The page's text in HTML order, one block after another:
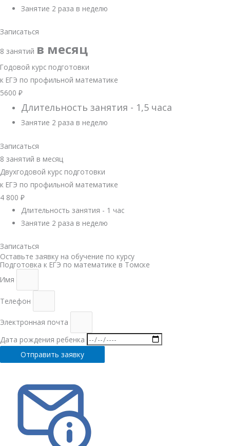
Занятие 2 раза в неделю
Записаться
8 занятий в месяц
Годовой курс подготовки
к ЕГЭ по профильной математике
5600 ₽
Длительность занятия - 1,5 часа
Занятие 2 раза в неделю
Записаться
8 занятий в месяц
Двухгодовой курс подготовки
к ЕГЭ по профильной математике
4 800 ₽
Длительность занятия - 1 час
Занятие 2 раза в неделю
Записатьcя
Оставьте заявку на обучение по курсу
Подготовка к ЕГЭ по математике в Томске
Имя
Телефон
Электронная почта
Дата рождения ребенка
Отправить заявку